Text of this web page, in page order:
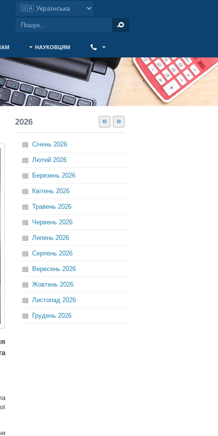
НАУКОВЦЯМ
« »
2026
Січень 2026
Лютий 2026
Березень 2026
Квітень 2026
Травень 2026
Червень 2026
Липень 2026
Серпень 2026
Вересень 2026
Жовтень 2026
Листопад 2026
Грудень 2026